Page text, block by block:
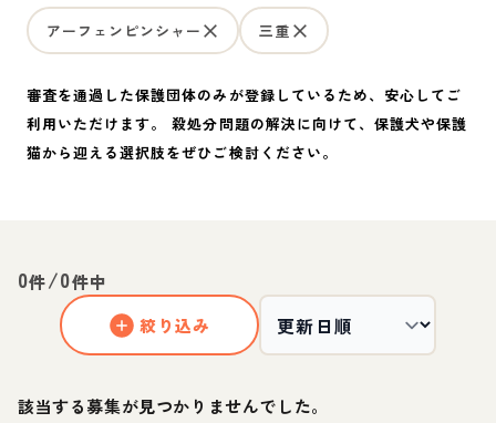
アーフェンピンシャー 三重
審査を通過した保護団体のみが登録しているため、安心してご
利用いただけます。 殺処分問題の解決に向けて、保護犬や保護
猫から迎える選択肢をぜひご検討ください。
0件/0件中
絞り込み
該当する募集が見つかりませんでした。